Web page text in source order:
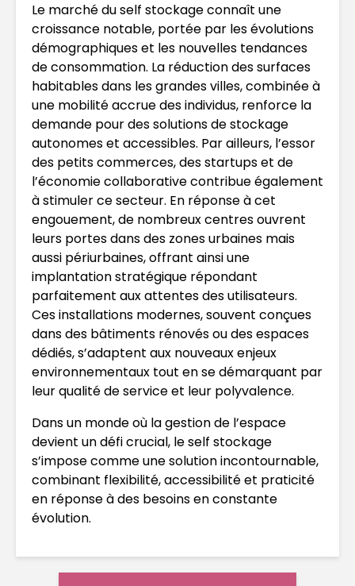
Le marché du self stockage connaît une
croissance notable, portée par les évolutions
démographiques et les nouvelles tendances
de consommation. La réduction des surfaces
habitables dans les grandes villes, combinée à
une mobilité accrue des individus, renforce la
demande pour des solutions de stockage
autonomes et accessibles. Par ailleurs, l’essor
des petits commerces, des startups et de
l’économie collaborative contribue également
à stimuler ce secteur. En réponse à cet
engouement, de nombreux centres ouvrent
leurs portes dans des zones urbaines mais
aussi périurbaines, offrant ainsi une
implantation stratégique répondant
parfaitement aux attentes des utilisateurs.
Ces installations modernes, souvent conçues
dans des bâtiments rénovés ou des espaces
dédiés, s’adaptent aux nouveaux enjeux
environnementaux tout en se démarquant par
leur qualité de service et leur polyvalence.
Dans un monde où la gestion de l’espace
devient un défi crucial, le self stockage
s’impose comme une solution incontournable,
combinant flexibilité, accessibilité et praticité
en réponse à des besoins en constante
évolution.